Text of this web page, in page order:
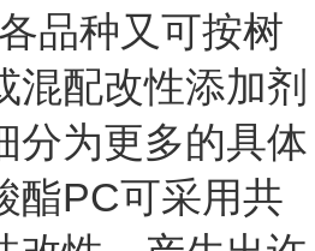
品种又可按树
混配改性添加剂
分为更多的具体
酯PC可采用共